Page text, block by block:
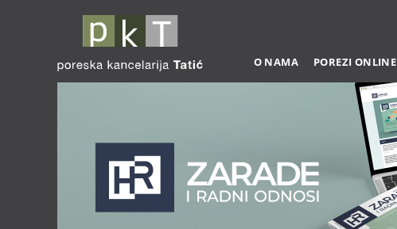
O NAMA POREZI ONLINE